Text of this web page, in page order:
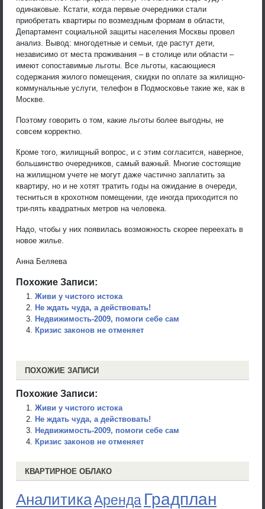
одинаковые. Кстати, когда первые очередники стали
приобретать квартиры по возмездным формам в области,
Департамент социальной защиты населения Москвы провел
анализ. Вывод: многодетные и семьи, где растут дети,
независимо от места проживания – в столице или области –
имеют сопоставимые льготы. Все льготы, касающиеся
содержания жилого помещения, скидки по оплате за жилищно-
коммунальные услуги, телефон в Подмосковье такие же, как в
Москве.
Поэтому говорить о том, какие льготы более выгодны, не
совсем корректно.
Кроме того, жилищный вопрос, и с этим согласится, наверное,
большинство очередников, самый важный. Многие состоящие
на жилищном учете не могут даже частично заплатить за
квартиру, но и не хотят тратить годы на ожидание в очереди,
тесниться в крохотном помещении, где иногда приходится по
три-пять квадратных метров на человека.
Надо, чтобы у них появилась возможность скорее переехать в
новое жилье.
Анна Беляева
Похожие Записи:
Живи у чистого истока
Не ждать чуда, а действовать!
Недвижимость-2009, помоги себе сам
Кризис законов не отменяет
ПОХОЖИЕ ЗАПИСИ
Похожие Записи:
Живи у чистого истока
Не ждать чуда, а действовать!
Недвижимость-2009, помоги себе сам
Кризис законов не отменяет
КВАРТИРНОЕ ОБЛАКО
АналитикаАренда Градплан